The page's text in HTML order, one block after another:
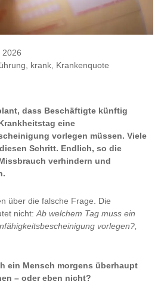
2026
, krank, Krankenquote
dass Beschäftigte künftig
eine
vorlegen müssen. Viele
Schritt. Endlich, so die
verhindern und
über die falsche Frage. Die
nicht: Ab welchem Tag muss ein
vorlegen?,
ein Mensch morgens überhaupt
– oder eben nicht?